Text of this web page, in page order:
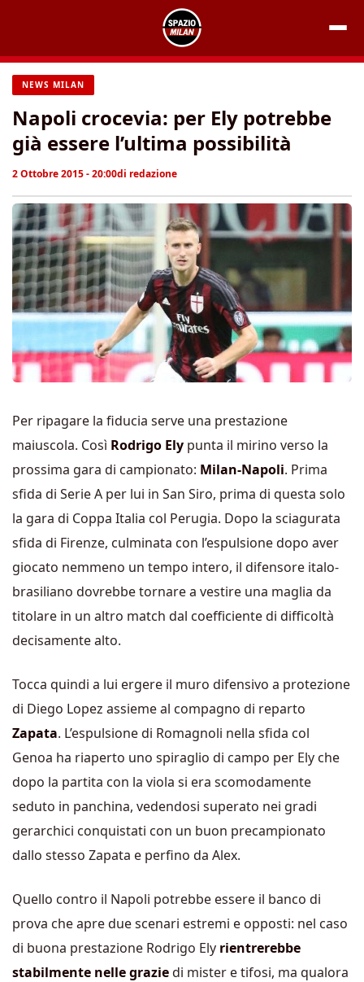
contenuto
NEWS MILAN
Napoli crocevia: per Ely potrebbe
già essere l’ultima possibilità
2 Ottobre 2015 - 20:00di redazione
Per ripagare la fiducia serve una prestazione
maiuscola. Così Rodrigo Ely punta il mirino verso la
prossima gara di campionato: Milan-Napoli. Prima
sfida di Serie A per lui in San Siro, prima di questa solo
la gara di Coppa Italia col Perugia. Dopo la sciagurata
sfida di Firenze, culminata con l’espulsione dopo aver
giocato nemmeno un tempo intero, il difensore italo-
brasiliano dovrebbe tornare a vestire una maglia da
titolare in un altro match dal coefficiente di difficoltà
decisamente alto.
Tocca quindi a lui ergere il muro difensivo a protezione
di Diego Lopez assieme al compagno di reparto
Zapata. L’espulsione di Romagnoli nella sfida col
Genoa ha riaperto uno spiraglio di campo per Ely che
dopo la partita con la viola si era scomodamente
seduto in panchina, vedendosi superato nei gradi
gerarchici conquistati con un buon precampionato
dallo stesso Zapata e perfino da Alex.
Quello contro il Napoli potrebbe essere il banco di
prova che apre due scenari estremi e opposti: nel caso
di buona prestazione Rodrigo Ely rientrerebbe
stabilmente nelle graziedi mister e tifosi, ma qualora